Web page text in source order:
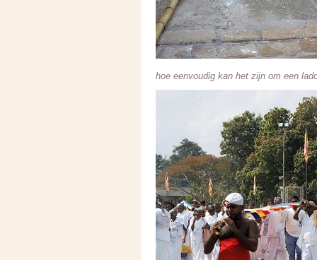
hoe eenvoudig kan het zijn om een